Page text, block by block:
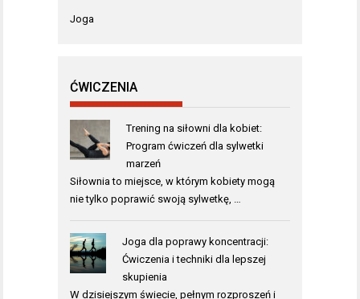
Joga
ĆWICZENIA
Trening na siłowni dla kobiet:
Program ćwiczeń dla sylwetki
marzeń
Siłownia to miejsce, w którym kobiety mogą
nie tylko poprawić swoją sylwetkę, …
Joga dla poprawy koncentracji:
Ćwiczenia i techniki dla lepszej
skupienia
W dzisiejszym świecie, pełnym rozproszeń i